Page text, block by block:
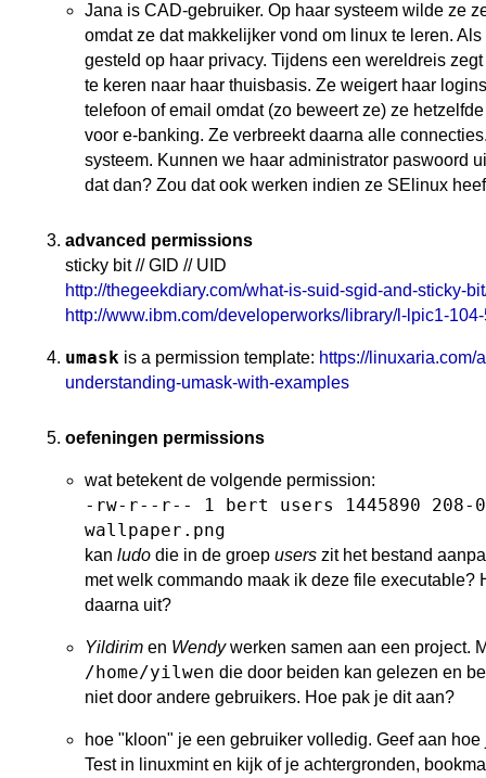
Jana is CAD-gebruiker. Op haar systeem wilde ze
omdat ze dat makkelijker vond om linux te leren.
gesteld op haar privacy. Tijdens een wereldreis
te keren naar haar thuisbasis. Ze weigert haar
telefoon of email omdat (zo beweert ze) ze
voor e-banking. Ze verbreekt daarna alle
systeem. Kunnen we haar administrator paswoord
dat dan? Zou dat ook werken indien ze SElinux
advanced permissions
sticky bit // GID // UID
http://thegeekdiary.com/what-is-suid-sgid-and-sticky-
http://www.ibm.com/developerworks/library/l-lpic1-
umask is a permission template: https://linuxaria.com/
understanding-umask-with-examples
oefeningen permissions
wat betekent de volgende permission:
-rw-r--r-- 1 bert users 1445890 208-
wallpaper.png
kan ludodie in de groep userszit het bestand
met welk commando maak ik deze file executable?
daarna uit?
Yildirimen Wendywerken samen aan een project.
/home/yilwen die door beiden kan gelezen en
niet door andere gebruikers. Hoe pak je dit aan?
hoe "kloon" je een gebruiker volledig. Geef aan hoe
Test in linuxmint en kijk of je achtergronden,